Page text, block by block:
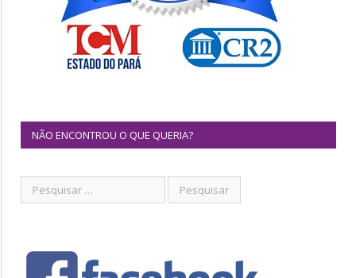
NÃO ENCONTROU O QUE QUERIA?